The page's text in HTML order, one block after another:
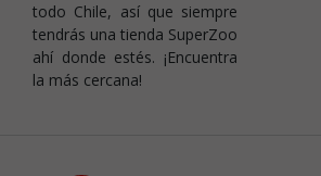
todo Chile, así que siempre
tendrás una tienda SuperZoo
ahí donde estés. ¡Encuentra
la más cercana!